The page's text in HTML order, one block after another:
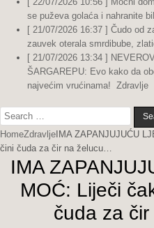
se puževa golaća i nahranite
[ 21/07/2026 16:37 ] Čudo od
zauvek oterala smrdibube,
[ 21/07/2026 13:34 ]
ŠARGAREPU: Evo kako da
najvećim vrućinama! Zdravlje
Search
for:
HomeZdravlje IMA ZAPANJUJUĆU
čini čuda za čir na želucu…
IMA
MOĆ: Liječi
čuda za